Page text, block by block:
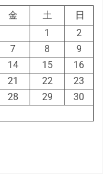
金 土
日
1
2
7 8
9
14 15
16
21 22
23
28 29
30